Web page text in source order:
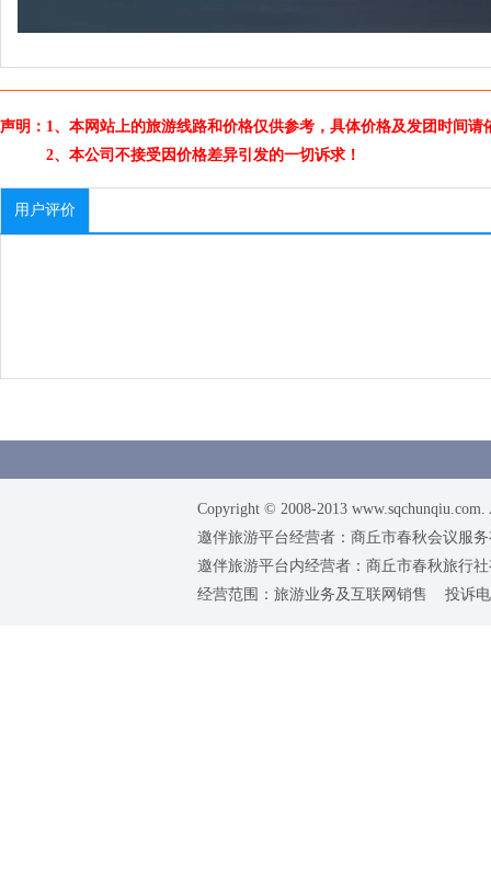
声明：1、本网站上的旅游线路和价格仅供参考，具体价格及发团时间
2、本公司不接受因价格差异引发的一切诉求！
用户评价
Copyright © 2008-2013
邀伴旅游平台经营者：商丘市春秋会议服
邀伴旅游平台内经营者：商丘市春秋旅行
经营范围：旅游业务及互联网销售 投诉